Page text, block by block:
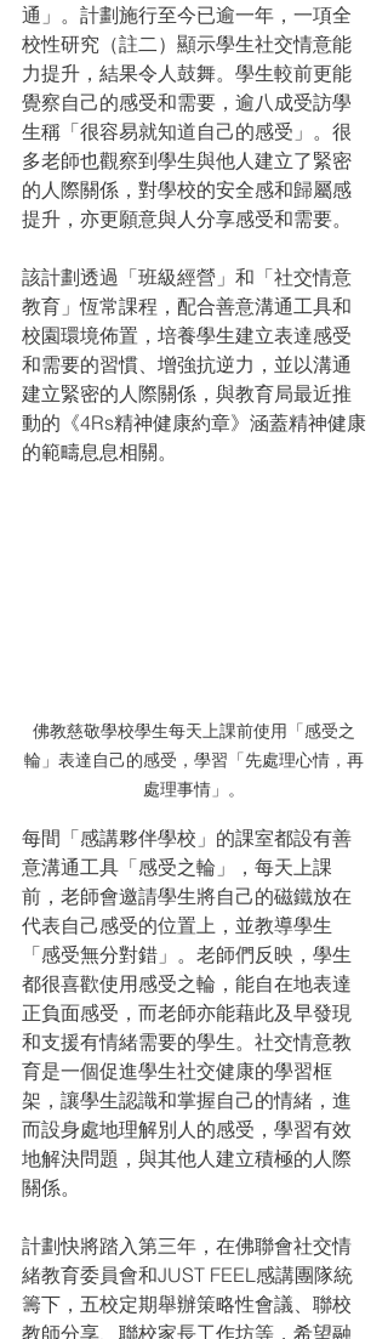
通」。計劃施行至今已逾一年，一項全
校性研究（註二）顯示學生社交情意能
力提升，結果令人鼓舞。學生較前更能
覺察自己的感受和需要，逾八成受訪學
生稱「很容易就知道自己的感受」。很
多老師也觀察到學生與他人建立了緊密
的人際關係，對學校的安全感和歸屬感
提升，亦更願意與人分享感受和需要。
該計劃透過「班級經營」和「社交情意
教育」恆常課程，配合善意溝通工具和
校園環境佈置，培養學生建立表達感受
和需要的習慣、增強抗逆力，並以溝通
建立緊密的人際關係，與教育局最近推
動的《4Rs精神健康約章》涵蓋精神健康
的範疇息息相關。
佛教慈敬學校學生每天上課前使用「感受之
輪」表達自己的感受，學習「先處理心情，再
處理事情」。
每間「感講夥伴學校」的課室都設有善
意溝通工具「感受之輪」，每天上課
前，老師會邀請學生將自己的磁鐵放在
代表自己感受的位置上，並教導學生
「感受無分對錯」。老師們反映，學生
都很喜歡使用感受之輪，能自在地表達
正負面感受，而老師亦能藉此及早發現
和支援有情緒需要的學生。社交情意教
育是一個促進學生社交健康的學習框
架，讓學生認識和掌握自己的情緒，進
而設身處地理解別人的感受，學習有效
地解決問題，與其他人建立積極的人際
關係。
計劃快將踏入第三年，在佛聯會社交情
緒教育委員會和JUST FEEL感講團隊統
籌下，五校定期舉辦策略性會議、聯校
教師分享、聯校家長工作坊等，希望融